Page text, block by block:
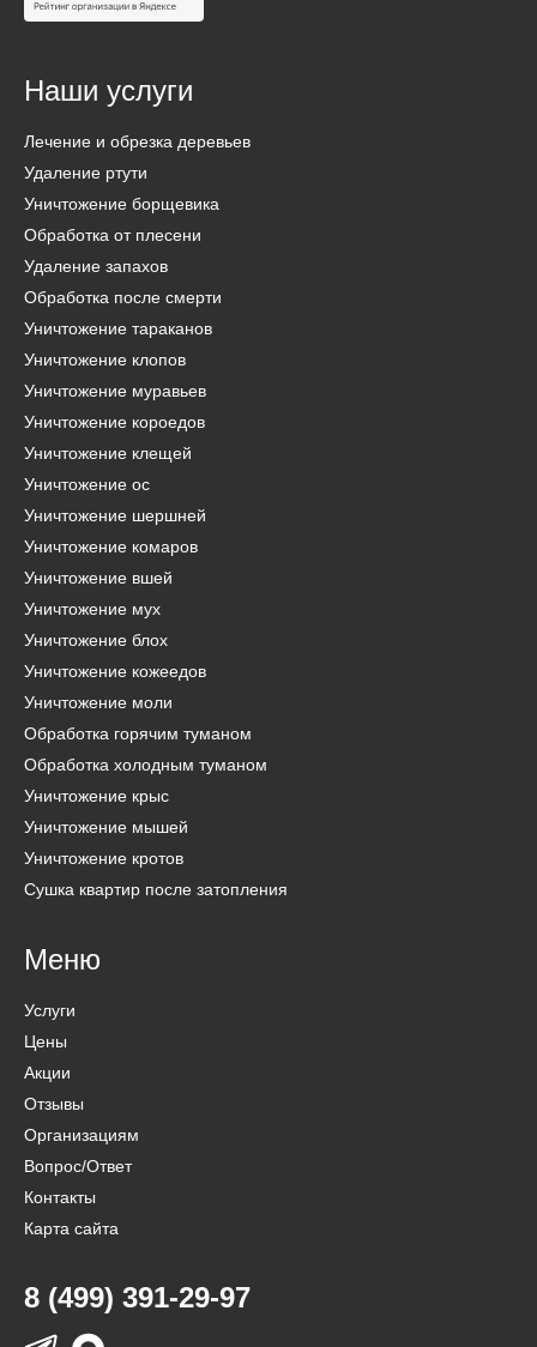
Наши услуги
Лечение и обрезка деревьев
Удаление ртути
Уничтожение борщевика
Обработка от плесени
Удаление запахов
Обработка после смерти
Уничтожение тараканов
Уничтожение клопов
Уничтожение муравьев
Уничтожение короедов
Уничтожение клещей
Уничтожение ос
Уничтожение шершней
Уничтожение комаров
Уничтожение вшей
Уничтожение мух
Уничтожение блох
Уничтожение кожеедов
Уничтожение моли
Обработка горячим туманом
Обработка холодным туманом
Уничтожение крыс
Уничтожение мышей
Уничтожение кротов
Сушка квартир после затопления
Меню
Услуги
Цены
Акции
Отзывы
Организациям
Вопрос/Ответ
Контакты
Карта сайта
8 (499) 391-29-97